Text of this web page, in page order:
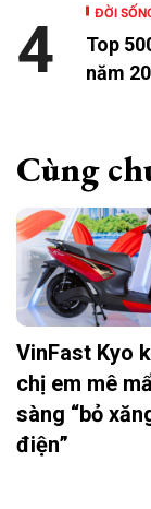
ĐỜI
Top
năm
4
Cùng
VinFast Kyo
chị em mê
sàng “bỏ
điện”